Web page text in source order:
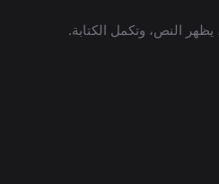
يظهر النص، وتكمل الكتابة.